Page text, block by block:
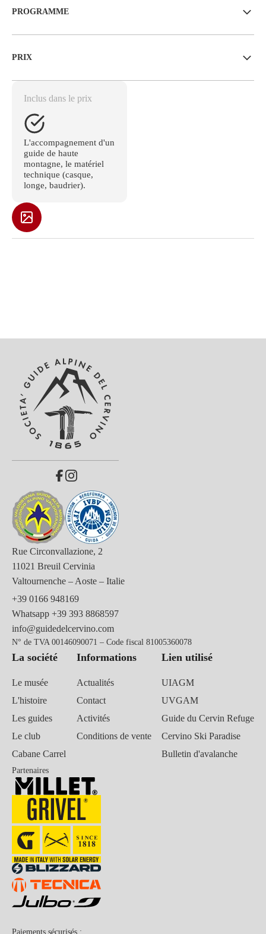
PROGRAMME
PRIX
Inclus dans le prix
L'accompagnement d'un
guide de haute
montagne, le matériel
technique (casque,
longe, baudrier).
Rue Circonvallazione, 2
11021 Breuil Cervinia
Valtournenche – Aoste – Italie
+39 0166 948169
Whatsapp +39 393 8868597
info@guidedelcervino.com
N° de TVA 00146090071 – Code fiscal 81005360078
La société
Le musée
L'histoire
Les guides
Le club
Cabane Carrel
Informations
Actualités
Contact
Activités
Conditions de vente
Lien utilisé
UIAGM
UVGAM
Guide du Cervin Refuge
Cervino Ski Paradise
Bulletin d'avalanche
Partenaires
Paiements sécurisés :